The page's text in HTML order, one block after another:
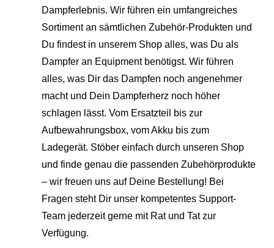
Dampferlebnis. Wir führen ein umfangreiches
Sortiment an sämtlichen Zubehör-Produkten und
Du findest in unserem Shop alles, was Du als
Dampfer an Equipment benötigst. Wir führen
alles, was Dir das Dampfen noch angenehmer
macht und Dein Dampferherz noch höher
schlagen lässt. Vom Ersatzteil bis zur
Aufbewahrungsbox, vom Akku bis zum
Ladegerät. Stöber einfach durch unseren Shop
und finde genau die passenden Zubehörprodukte
– wir freuen uns auf Deine Bestellung! Bei
Fragen steht Dir unser kompetentes Support-
Team jederzeit gerne mit Rat und Tat zur
Verfügung.